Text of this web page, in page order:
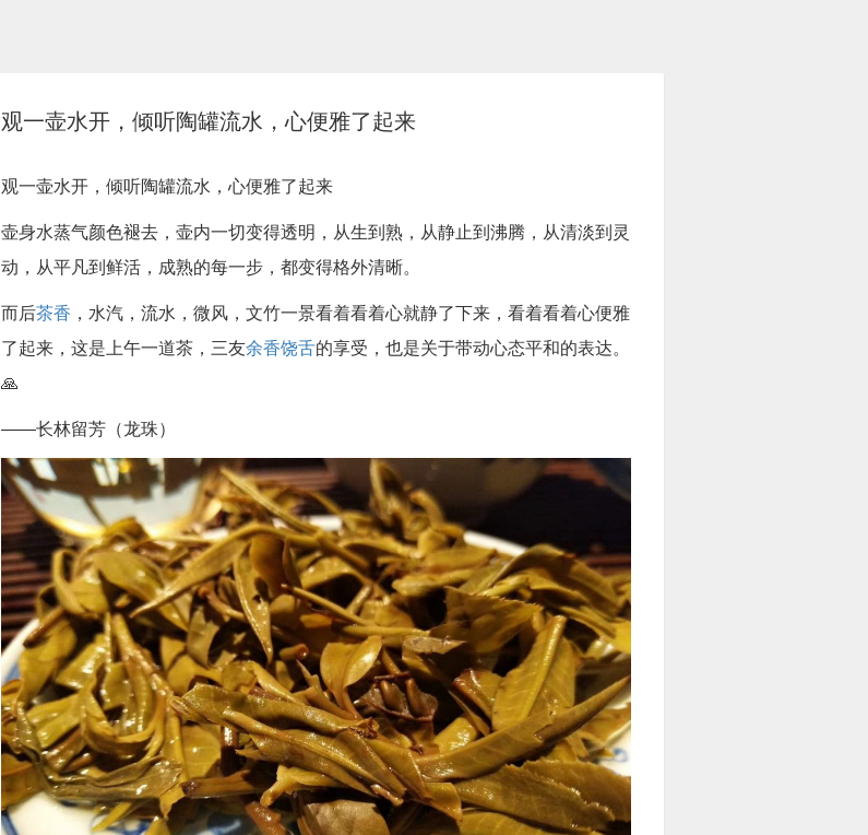
观一壶水开，倾听陶罐流水，心便雅了起来
观一壶水开，倾听陶罐流水，心便雅了起来
壶身水蒸气颜色褪去，壶内一切变得透明，从生到熟，从静止到沸腾，从清淡到灵
动，从平凡到鲜活，成熟的每一步，都变得格外清晰。
而后茶香 ，水汽，流水，微风，文竹一景看着看着心就静了下来，看着看着心便雅
了起来，这是上午一道茶，三友余香饶舌的享受，也是关于带动心态平和的表达。
🙏
——长林留芳（龙珠）